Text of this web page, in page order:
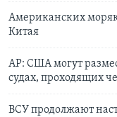
Американских
Китая
АР: США могут
судах, проходящих
ВСУ продолжают